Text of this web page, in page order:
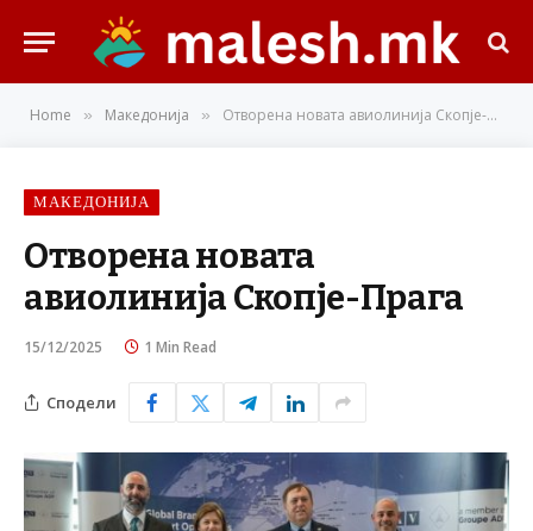
Home » Македонија » Отворена новата авиолинија Скопје-Прага
МАКЕДОНИЈА
Отворена новата
авиолинија Скопје-Прага
15/12/2025 1 Min Read
Сподели